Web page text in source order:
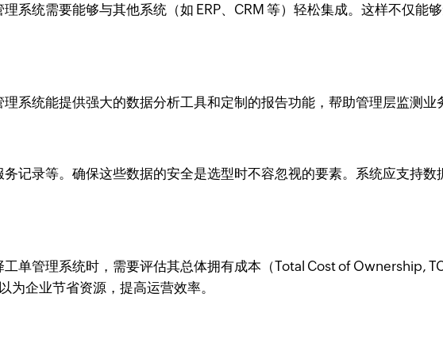
系统需要能够与其他系统（如 ERP、CRM 等）轻松集成。这样不仅能
系统能提供强大的数据分析工具和定制的报告功能，帮助管理层监测业
记录等。确保这些数据的安全是选型时不容忽视的要素。系统应支持
单管理系统时，需要评估其总体拥有成本（Total Cost of Ownership,
为企业节省资源，提高运营效率。